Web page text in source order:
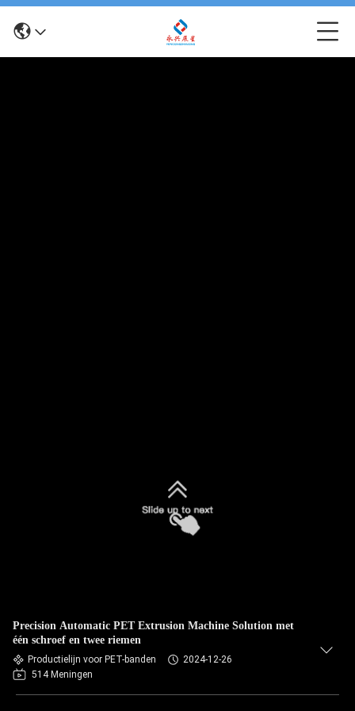
Precision Automatic PET Extrusion Machine Solution met
één schroef en twee riemen
Productielijn voor PET-banden
2024-12-26
514 Meningen